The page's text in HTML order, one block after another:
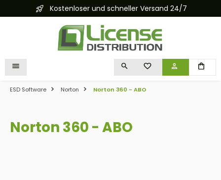
springenKostenloser und schneller Versand 24/7
DU HAST 0 PRODUKTE
ESD Software Norton Norton 360 - ABO
Norton 360 - ABO